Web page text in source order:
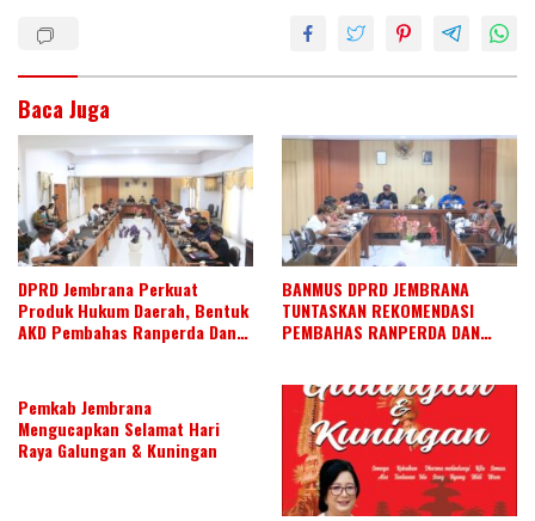
Baca Juga
DPRD Jembrana Perkuat
Produk Hukum Daerah, Bentuk
AKD Pembahas Ranperda Dan
BANMUS DPRD JEMBRANA
TUNTASKAN REKOMENDASI
PEMBAHAS RANPERDA DAN
Pemkab Jembrana
Mengucapkan Selamat Hari
Raya Galungan & Kuningan